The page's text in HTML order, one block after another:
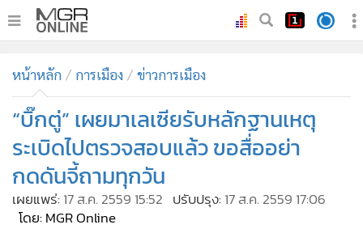
ทันเหตุการณ์
• ภาคใต้
ภูมิภาค
Online Section
• บันเทิง
ผู้จัดการรายวัน
หน้าหลัก การเมือง ข่าวการเมือง
“บิ๊กตู่” เผยมาเลเซียรับหลักฐานเหตุ
ระเบิดไปตรวจสอบแล้ว ขอสื่ออย่า
กดดันจี้ถามทุกวัน
เผยแพร่: 17 ส.ค. 2559 15:52 ปรับปรุง: 17 ส.ค. 2559 17:06
โดย: MGR Online